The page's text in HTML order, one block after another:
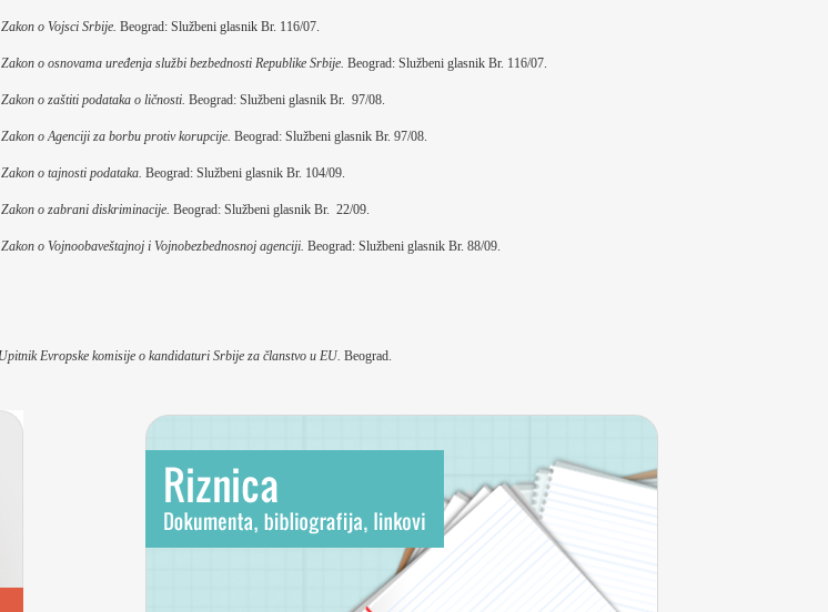
Zakon o Vojsci Srbije. Beograd: Službeni glasnik Br. 116/07.
Zakon o osnovama uređenja službi bezbednosti Republike Srbije. Beograd: Službeni glasnik Br. 116/07.
Zakon o zaštiti podataka o ličnosti. Beograd: Službeni glasnik Br. 97/08.
Zakon o Agenciji za borbu protiv korupcije. Beograd: Službeni glasnik Br. 97/08.
Zakon o tajnosti podataka. Beograd: Službeni glasnik Br. 104/09.
Zakon o zabrani diskriminacije. Beograd: Službeni glasnik Br. 22/09.
Zakon o Vojnoobaveštajnoj i Vojnobezbednosnoj agenciji. Beograd: Službeni glasnik Br. 88/09.
Evropske komisije o kandidaturi Srbije za članstvo u EU. Beograd.